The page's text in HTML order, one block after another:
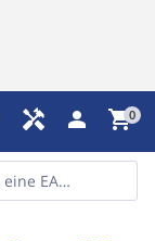
handyman person shopping_cart0